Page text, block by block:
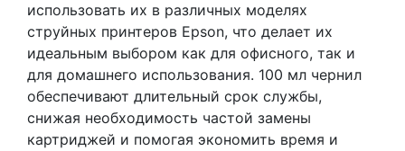
использовать их в различных моделях
струйных принтеров Epson, что делает их
идеальным выбором как для офисного, так и
для домашнего использования. 100 мл чернил
обеспечивают длительный срок службы,
снижая необходимость частой замены
картриджей и помогая экономить время и